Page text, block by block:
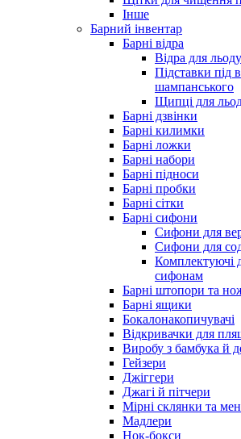
Інше
Барний інвентар
Барні відра
Відра для льоду
Підставки під
шампанського
Щипці для
Барні дзвінки
Барні килимки
Барні ложки
Барні набори
Барні підноси
Барні пробки
Барні сітки
Барні сифони
Сифони для
Сифони для
Комплектуючі
сифонам
Барні штопори та
Барні ящики
Бокалонакопичувачі
Відкривачки для
Виробу з бамбука й
Гейзери
Джіггери
Джагі й пітчери
Мірні склянки та
Мадлери
Нок-бокси